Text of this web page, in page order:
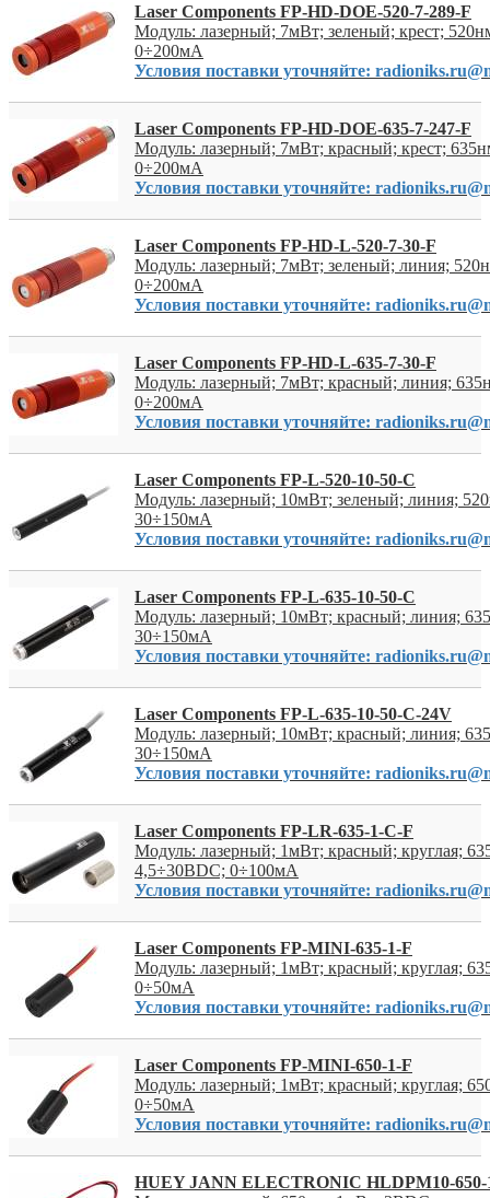
Laser Components FP-HD-DOE-520-7-289-F
Модуль: лазерный; 7мВт; зеленый; крест;
0÷200мА
Условия поставки уточняйте:
Laser Components FP-HD-DOE-635-7-247-F
Модуль: лазерный; 7мВт; красный; крест;
0÷200мА
Условия поставки уточняйте:
Laser Components FP-HD-L-520-7-30-F
Модуль: лазерный; 7мВт; зеленый; линия;
0÷200мА
Условия поставки уточняйте:
Laser Components FP-HD-L-635-7-30-F
Модуль: лазерный; 7мВт; красный; линия;
0÷200мА
Условия поставки уточняйте:
Laser Components FP-L-520-10-50-C
Модуль: лазерный; 10мВт; зеленый; линия;
30÷150мА
Условия поставки уточняйте:
Laser Components FP-L-635-10-50-C
Модуль: лазерный; 10мВт; красный; линия;
30÷150мА
Условия поставки уточняйте:
Laser Components FP-L-635-10-50-C-24V
Модуль: лазерный; 10мВт; красный; линия;
30÷150мА
Условия поставки уточняйте:
Laser Components FP-LR-635-1-C-F
Модуль: лазерный; 1мВт; красный; круглая;
4,5÷30ВDC; 0÷100мА
Условия поставки уточняйте:
Laser Components FP-MINI-635-1-F
Модуль: лазерный; 1мВт; красный; круглая;
0÷50мА
Условия поставки уточняйте:
Laser Components FP-MINI-650-1-F
Модуль: лазерный; 1мВт; красный; круглая;
0÷50мА
Условия поставки уточняйте:
HUEY JANN ELECTRONIC HLDPM10-650-